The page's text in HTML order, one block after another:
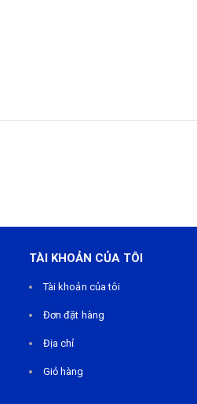
TÀI KHOẢN CỦA TÔI
Tài khoản của tôi
Đơn đặt hàng
Địa chỉ
Giỏ hàng